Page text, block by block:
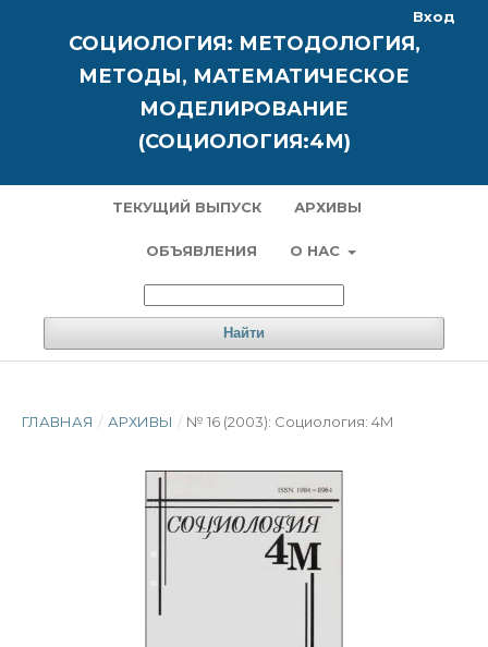
СОЦИОЛОГИЯ: МЕТОДОЛОГИЯ,
МЕТОДЫ, МАТЕМАТИЧЕСКОЕ
МОДЕЛИРОВАНИЕ
(СОЦИОЛОГИЯ:4М)
ТЕКУЩИЙ ВЫПУСК АРХИВЫ
ОБЪЯВЛЕНИЯ О НАС
Найти
Вход
ГЛАВНАЯ / АРХИВЫ / № 16 (2003): Социология: 4М